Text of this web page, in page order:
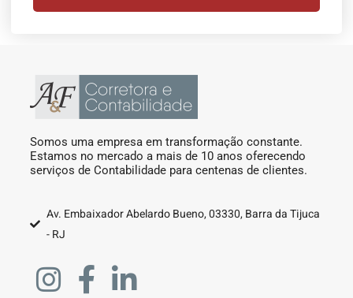
Somos uma empresa em transformação constante.
Estamos no mercado a mais de 10 anos oferecendo
serviços de Contabilidade para centenas de clientes.
Av. Embaixador Abelardo Bueno, 03330, Barra da Tijuca
- RJ